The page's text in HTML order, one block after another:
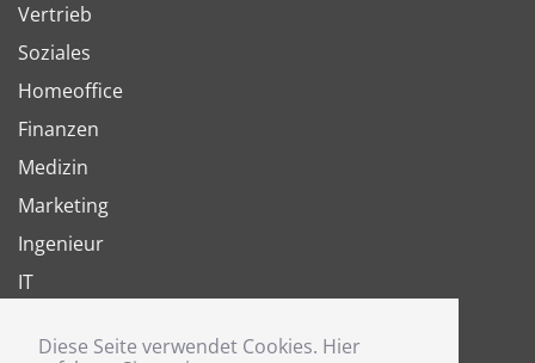
Diese Seite verwendet Cookies. Hier
Vertrieb
Soziales
Homeoffice
Finanzen
Medizin
Marketing
Ingenieur
IT